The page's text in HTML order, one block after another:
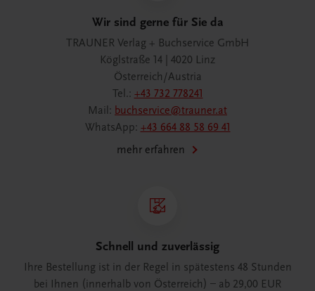
Wir sind gerne für Sie da
TRAUNER Verlag + Buchservice GmbH
Köglstraße 14 | 4020 Linz
Österreich/Austria
Tel.: +43 732 778241
Mail: buchservice@trauner.at
WhatsApp: +43 664 88 58 69 41
mehr erfahren
Schnell und zuverlässig
Ihre Bestellung ist in der Regel in spätestens 48 Stunden
bei Ihnen (innerhalb von Österreich) – ab 29,00 EUR